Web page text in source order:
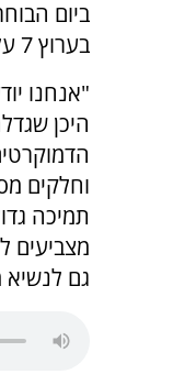
בערוץ 7 על התפלגות ההצבעה של היהדות האמריקנית.
"אנחנו
היכן
וחלקים
תמיכה
מצביעים
גם